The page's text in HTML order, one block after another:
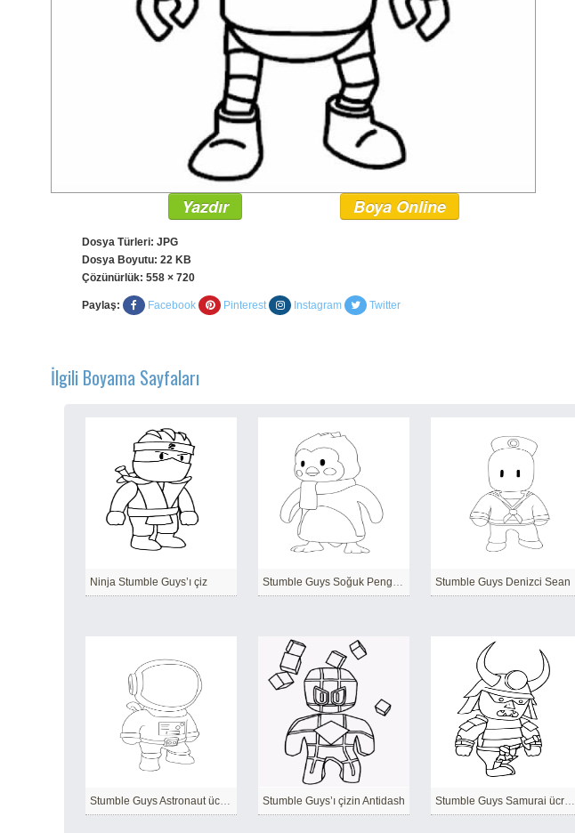
Yazdır Boya Online
Dosya Türleri: JPG
Dosya Boyutu: 22 KB
Çözünürlük: 558 × 720
Paylaş: Facebook Pinterest Instagram Twitter
İlgili Boyama Sayfaları
Ninja Stumble Guys’ı çiz Stumble Guys Soğuk Penguen Stumble Guys Denizci Sean
Stumble Guys Astronaut ücretsiz Stumble Guys’ı çizin Antidash Stumble Guys Samurai ücretsiz